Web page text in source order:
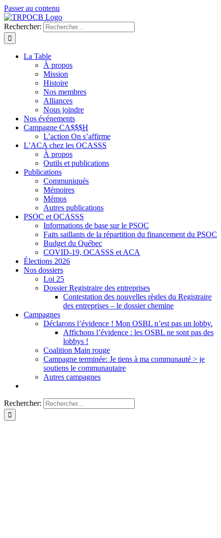
Passer au contenu
Rechercher:
La Table
À propos
Mission
Histoire
Nos membres
Alliances
Nous joindre
Nos événements
Campagne CA$$$H
L’action On s’affirme
L’ACA chez les OCASSS
À propos
Outils et publications
Publications
Communiqués
Mémoires
Mémos
Autres publications
PSOC et OCASSS
Informations de base sur le PSOC
Faits saillants de la répartition du financement du PSOC
Budget du Québec
COVID-19, OCASSS et ACA
Élections 2026
Nos dossiers
Loi 25
Dossier Registraire des entreprises
Contestation des nouvelles règles du Registraire
des entreprises – le dossier chemine
Campagnes
Déclarons l’évidence ! Mon OSBL n’est pas un lobby.
Affichons l’évidence : les OSBL ne sont pas des
lobbys !
Coalition Main rouge
Campagne terminée: Je tiens à ma communauté > je
soutiens le communautaire
Autres campagnes
Rechercher: